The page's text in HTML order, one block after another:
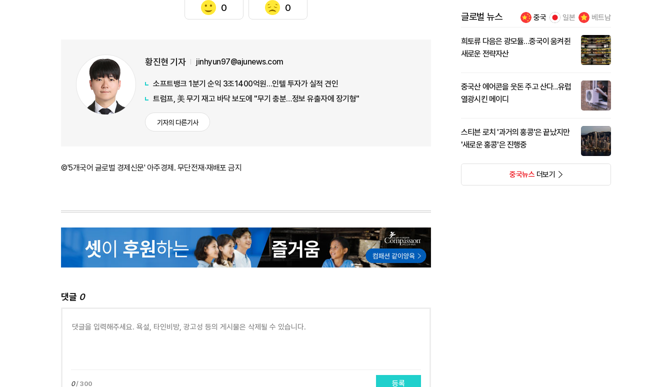
0 0
황진현 기자 jinhyun97@ajunews.com
소프트뱅크 1분기 순익 3조1400억원…인텔 투자가 실적 견인
트럼프, 美 무기 재고 바닥 보도에 "무기 충분…정보 유출자에 장기형"
기자의 다른기사
©'5개국어 글로벌 경제신문' 아주경제. 무단전재·재배포 금지
댓글 0
0/ 300 등록
글로벌 뉴스 중국 일본 베트남
희토류 다음은 광모듈…중국이 움켜쥔
새로운 전략자산
중국산 에어콘을 웃돈 주고 산다...유럽
열광시킨 메이디
스티븐 로치 '과거의 홍콩'은 끝났지만
'새로운 홍콩'은 진행중
중국뉴스더보기